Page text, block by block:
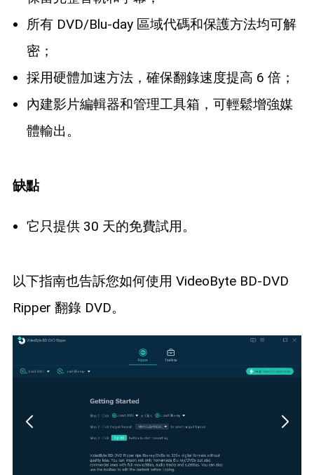
所有 DVD/Blu-day 區域代碼和保護方法均可解
密；
採用硬體加速方法，確保翻錄速度提高 6 倍；
內建影片編輯器和管理工具箱，可輕鬆增強媒
體輸出。
缺點
它只提供 30 天的免費試用。
以下指南也告訴您如何使用 VideoByte BD-DVD
Ripper 翻錄 DVD。